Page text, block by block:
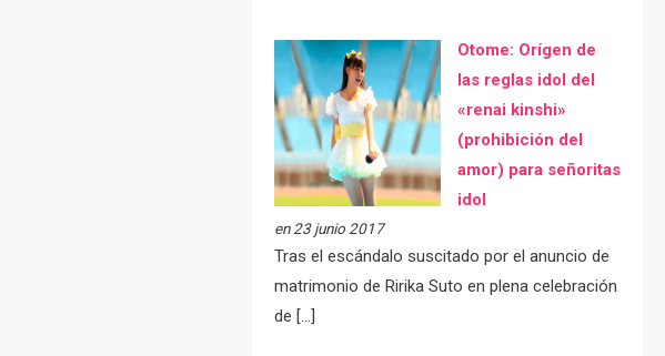
Otome: Orígen de
las reglas idol del
«renai kinshi»
(prohibición del
amor) para señoritas
idol
en 23 junio 2017
Tras el escándalo suscitado por el anuncio de
matrimonio de Ririka Suto en plena celebración
de […]